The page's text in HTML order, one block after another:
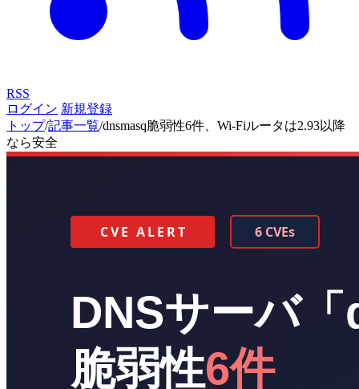
RSS
ログイン 新規登録
トップ/記事一覧/dnsmasq脆弱性6件、Wi-Fiルータは2.93以降
なら安全